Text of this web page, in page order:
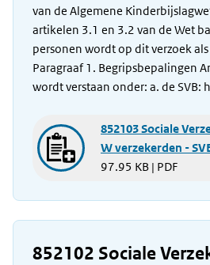
van de Algemene
artikelen 3.1 en 3.2 van de Wet
personen wordt op dit verzoek
Paragraaf 1. Begripsbepalingen
wordt verstaan onder: a. de SVB:
852103 Sociale
W verzekerden -
97.95 KB | PDF
852102 Sociale